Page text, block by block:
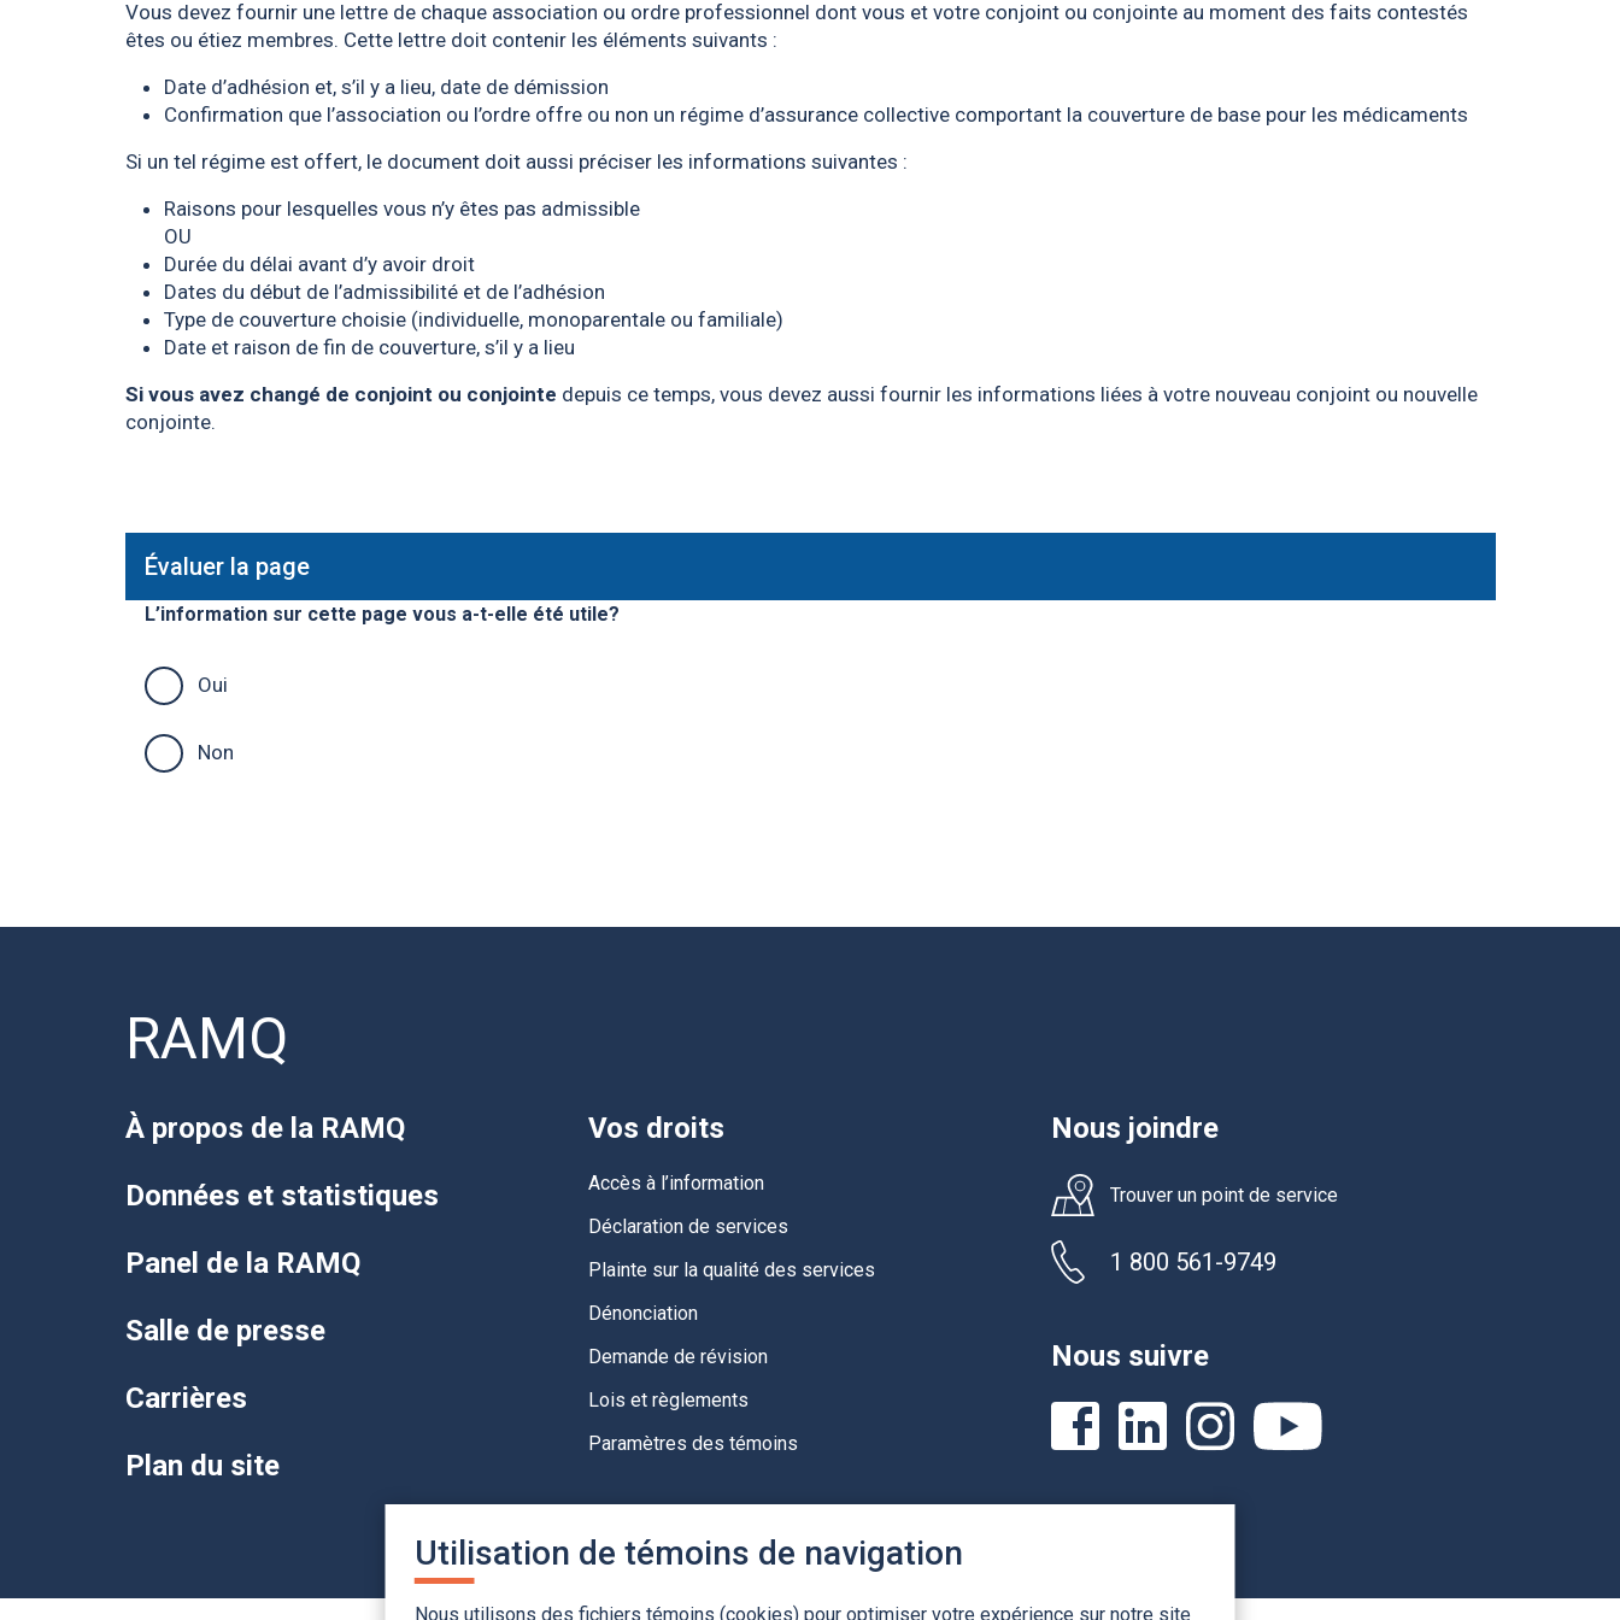
Utilisation de témoins de navigation
Nous utilisons des fichiers témoins (cookies) pour optimiser votre expérience sur notre site
Vous devez fournir une lettre de chaque association ou ordre professionnel dont vous et votre conjoint ou conjointe au moment des faits contestés
êtes ou étiez membres. Cette lettre doit contenir les éléments suivants :
Date d’adhésion et, s’il y a lieu, date de démission
Confirmation que l’association ou l’ordre offre ou non un régime d’assurance collective comportant la couverture de base pour les médicaments
Si un tel régime est offert, le document doit aussi préciser les informations suivantes :
Raisons pour lesquelles vous n’y êtes pas admissible
OU
Durée du délai avant d’y avoir droit
Dates du début de l’admissibilité et de l’adhésion
Type de couverture choisie (individuelle, monoparentale ou familiale)
Date et raison de fin de couverture, s’il y a lieu
Si vous avez changé de conjoint ou conjointe depuis ce temps, vous devez aussi fournir les informations liées à votre nouveau conjoint ou nouvelle
conjointe.
Évaluer la page
L’information sur cette page vous a-t-elle été utile?
Oui
Non
RAMQ
À propos de la RAMQ
Données et statistiques
Panel de la RAMQ
Salle de presse
Carrières
Plan du site
Vos droits
Accès à l’information
Déclaration de services
Plainte sur la qualité des services
Dénonciation
Demande de révision
Lois et règlements
Paramètres des témoins
Nous joindre
Trouver un point de service
1 800 561-9749
Nous suivre